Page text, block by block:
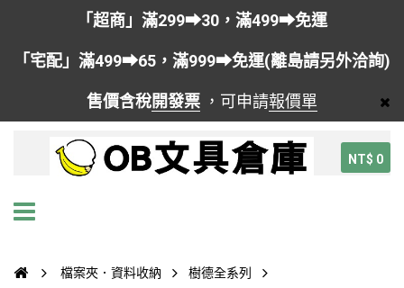
「超商」滿299➡30，滿499➡免運
「宅配」滿499➡65，滿999➡免運(離島請另外洽詢)
售價含稅開發票 ，可申請報價單
NT$ 0
檔案夾．資料收納
樹德全系列